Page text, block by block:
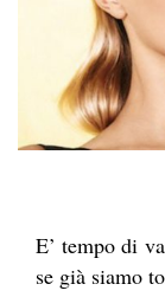
E’ tempo di
se già siamo